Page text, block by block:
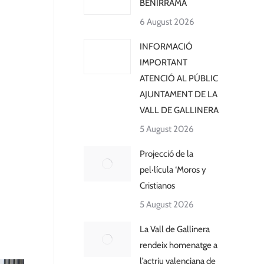
BENIRRAMA
6 August 2026
INFORMACIÓ
IMPORTANT
ATENCIÓ AL PÚBLIC
AJUNTAMENT DE LA
VALL DE GALLINERA
5 August 2026
Projecció de la
pel·lícula ‘Moros y
Cristianos
5 August 2026
La Vall de Gallinera
rendeix homenatge a
l’actriu valenciana de